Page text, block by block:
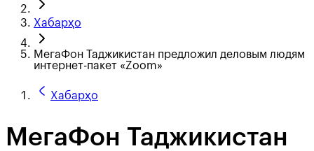
Хабарҳо
МегаФон Таджикистан предложил деловым людям
интернет-пакет «Zoom»
Хабарҳо
МегаФон Таджикистан